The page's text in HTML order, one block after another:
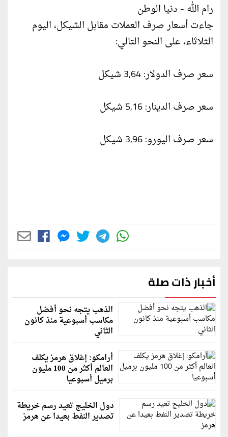
رام الله - دنيا الوطن
جاءت أسعار صرف العملات مقابل الشيكل، اليوم
الثلاثاء، على النحو التالي:
سعر صرف الدولار: 3,64 شيكل
سعر صرف الدينار: 5,16 شيكل
سعر صرف اليورو: 3,96 شيكل
أخبار ذات صلة
الذهب يتجه نحو أفضل
مكاسب أسبوعية منذ كانون
الثاني
أرامكو: إغلاق هرمز يكلف
العالم أكثر من 100 مليون
برميل أسبوعيا
دول الخليج تعيد رسم خريطة
تصدير النفط بعيدا عن هرمز